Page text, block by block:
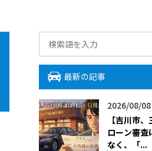
最新の記事
2026/08/08
【吉川市
ローン審査
なく、「...